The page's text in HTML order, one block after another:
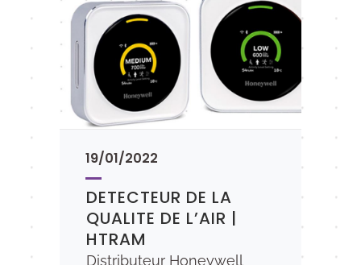
19/01/2022
DETECTEUR DE LA
QUALITE DE L’AIR |
HTRAM
Distributeur Honeywell